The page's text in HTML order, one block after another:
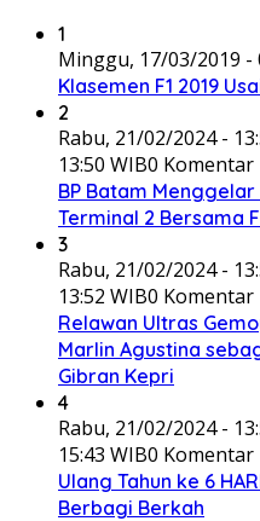
1
Minggu, 17/03/2019 -
Klasemen F1 2019
2
Rabu, 21/02/2024 -
13:50 WIB0 Komentar
BP Batam
Terminal 2 Bersama
3
Rabu, 21/02/2024 -
13:52 WIB0 Komentar
Relawan Ultras
Marlin Agustina
Gibran Kepri
4
Rabu, 21/02/2024 -
15:43 WIB0 Komentar
Ulang Tahun ke 6
Berbagi Berkah